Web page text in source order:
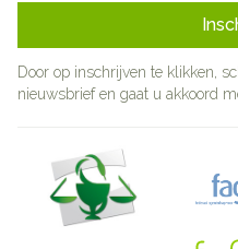
Door op inschrijven te klikken,
nieuwsbrief en gaat u akkoord